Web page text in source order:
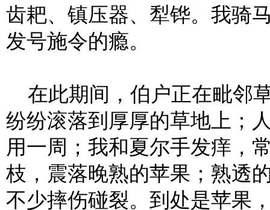
齿耙、镇压器、犁铧。我骑
发号施令的瘾。
在此期间，伯户正在毗邻
纷纷滚落到厚厚的草地上；
用一周；我和夏尔手发痒，
枝，震落晚熟的苹果；熟透
不少摔伤碰裂。到处是苹果